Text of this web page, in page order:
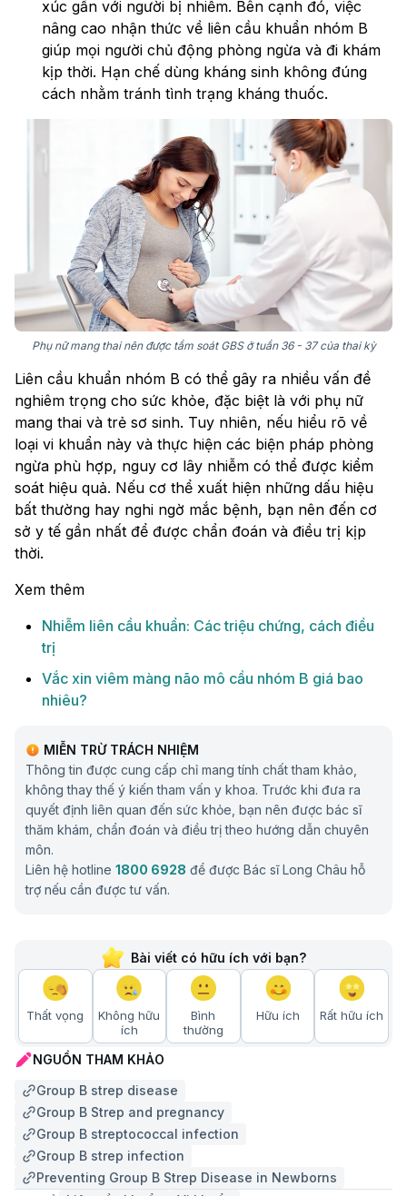
xúc gần với người bị nhiễm. Bên cạnh đó, việc
nâng cao nhận thức về liên cầu khuẩn nhóm B
giúp mọi người chủ động phòng ngừa và đi khám
kịp thời. Hạn chế dùng kháng sinh không đúng
cách nhằm tránh tình trạng kháng thuốc.
Phụ nữ mang thai nên được tầm soát GBS ở tuần 36 - 37 của thai kỳ
Liên cầu khuẩn nhóm B có thể gây ra nhiều vấn đề
nghiêm trọng cho sức khỏe, đặc biệt là với phụ nữ
mang thai và trẻ sơ sinh. Tuy nhiên, nếu hiểu rõ về
loại vi khuẩn này và thực hiện các biện pháp phòng
ngừa phù hợp, nguy cơ lây nhiễm có thể được kiểm
soát hiệu quả. Nếu cơ thể xuất hiện những dấu hiệu
bất thường hay nghi ngờ mắc bệnh, bạn nên đến cơ
sở y tế gần nhất để được chẩn đoán và điều trị kịp
thời.
Xem thêm
Nhiễm liên cầu khuẩn: Các triệu chứng, cách điều
trị
Vắc xin viêm màng não mô cầu nhóm B giá bao
nhiêu?
MIỄN TRỪ TRÁCH NHIỆM
Thông tin được cung cấp chỉ mang tính chất tham khảo,
không thay thế ý kiến tham vấn y khoa. Trước khi đưa ra
quyết định liên quan đến sức khỏe, bạn nên được bác sĩ
thăm khám, chẩn đoán và điều trị theo hướng dẫn chuyên
môn.
Liên hệ hotline 1800 6928 để được Bác sĩ Long Châu hỗ
trợ nếu cần được tư vấn.
Bài viết có hữu ích với bạn?
Thất vọng
Không hữu
ích
Bình
thường
Hữu ích Rất hữu ích
NGUỒN THAM KHẢO
Group B strep disease
Group B Strep and pregnancy
Group B streptococcal infection
Group B strep infection
Preventing Group B Strep Disease in Newborns